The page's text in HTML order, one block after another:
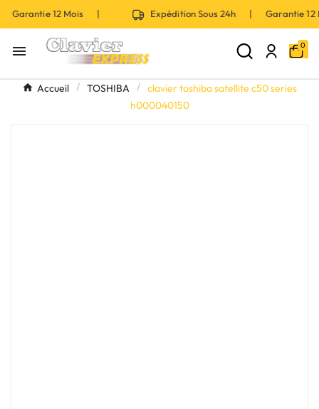
12 Mois | Expédition Sous 24h | Garantie
 0
Accueil TOSHIBA
clavier toshiba satellite c50 series
h000040150